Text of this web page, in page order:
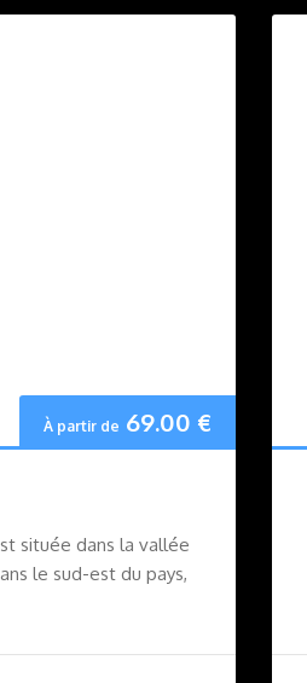
À partir de 69.00 €
située dans la vallée
le sud-est du pays,